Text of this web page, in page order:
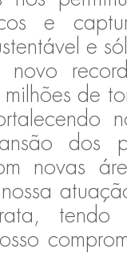
e
e
novo
de
dos
novas